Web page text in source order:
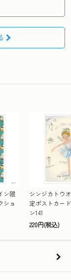
ン限
ショ
シンジカトウ
定ポストカー
ン141
220円(税込)